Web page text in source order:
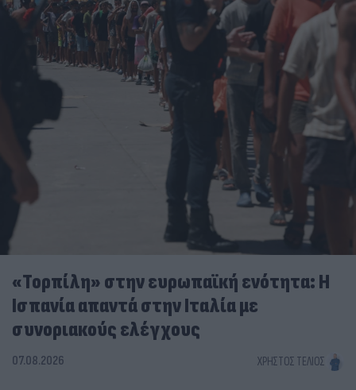
«Τορπίλη» στην ευρωπαϊκή ενότητα: Η
Ισπανία απαντά στην Ιταλία με
συνοριακούς ελέγχους
07.08.2026 ΧΡΉΣΤΟΣ ΤΈΛΙΟΣ